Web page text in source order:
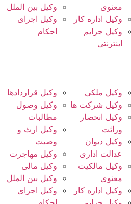
معنوی
وکیل اداره کار
وکیل جرایم
اینترنتی
وکیل بین الملل
وکیل اجرای
احکام
وکیل ملکی
وکیل شرکت ها
وکیل انحصار
وراثت
وکیل دیوان
عدالت اداری
وکیل مالکیت
معنوی
وکیل اداره کار
وکیل قراردادها
وکیل وصول
مطالبات
وکیل ارث و
وصیت
وکیل مهاجرت
وکیل مالی
وکیل بین الملل
وکیل اجرای